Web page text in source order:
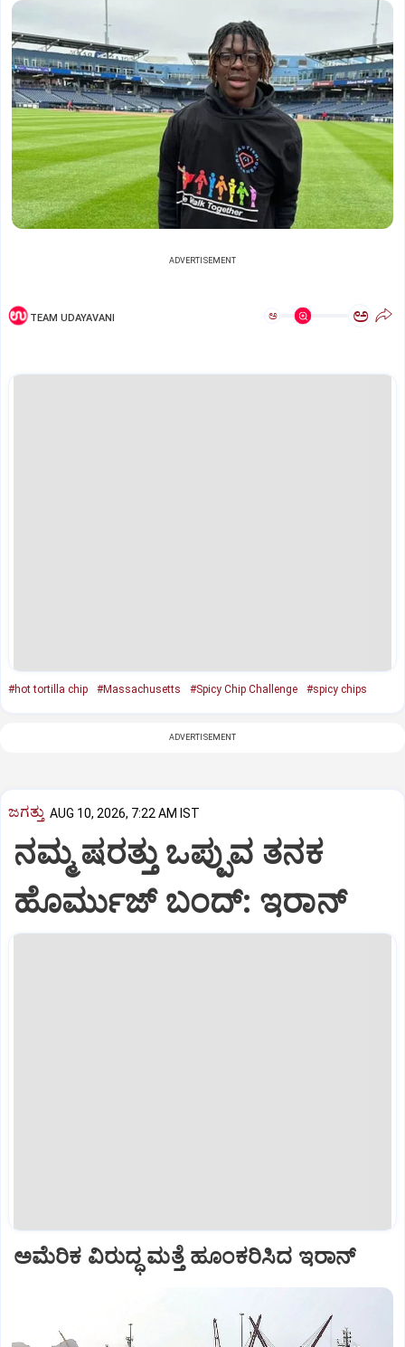
ADVERTISEMENT
TEAM UDAYAVANI ಅ ಅ
#hot tortilla chip #Massachusetts #Spicy Chip Challenge #spicy chips
ADVERTISEMENT
ಜಗತ್ತು AUG 10, 2026, 7:22 AM IST
ನಮ್ಮ ಷರತ್ತು ಒಪ್ಪುವ ತನಕ
ಹೊರ್ಮುಜ್‌ ಬಂದ್‌: ಇರಾನ್‌
ಅಮೆರಿಕ ವಿರುದ್ಧ ಮತ್ತೆ ಹೂಂಕರಿಸಿದ ಇರಾನ್‌